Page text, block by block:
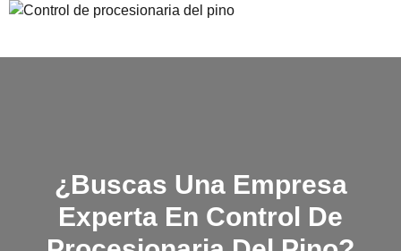
¿Buscas Una Empresa
Experta En Control De